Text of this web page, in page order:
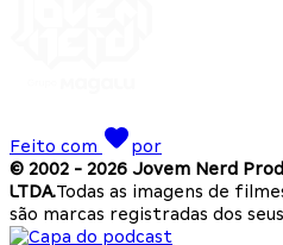
Feito com
por
© 2002 - 2026 Jovem Nerd
LTDA.Todas as imagens de
são marcas registradas dos